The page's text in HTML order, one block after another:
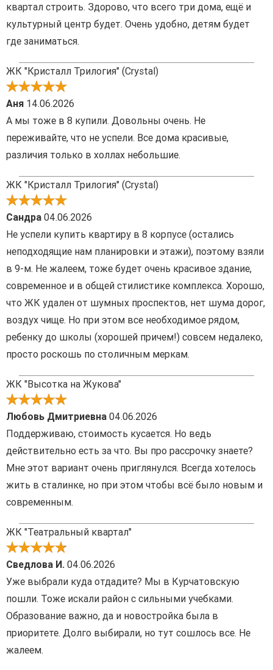
квартал строить. Здорово, что всего три дома, ещё и
культурный центр будет. Очень удобно, детям будет
где заниматься.
ЖК "Кристалл Трилогия" (Crystal)
Аня 14.06.2026
А мы тоже в 8 купили. Довольны очень. Не
переживайте, что не успели. Все дома красивые,
различия только в холлах небольшие.
ЖК "Кристалл Трилогия" (Crystal)
Сандра 04.06.2026
Не успели купить квартиру в 8 корпусе (остались
неподходящие нам планировки и этажи), поэтому взяли
в 9-м. Не жалеем, тоже будет очень красивое здание,
современное и в общей стилистике комплекса. Хорошо,
что ЖК удален от шумных проспектов, нет шума дорог,
воздух чище. Но при этом все необходимое рядом,
ребенку до школы (хорошей причем!) совсем недалеко,
просто роскошь по столичным меркам.
ЖК "Высотка на Жукова"
Любовь Дмитриевна 04.06.2026
Поддерживаю, стоимость кусается. Но ведь
действительно есть за что. Вы про рассрочку знаете?
Мне этот вариант очень приглянулся. Всегда хотелось
жить в сталинке, но при этом чтобы всё было новым и
современным.
ЖК "Театральный квартал"
Сведлова И. 04.06.2026
Уже выбрали куда отдадите? Мы в Курчатовскую
пошли. Тоже искали район с сильными учебками.
Образование важно, да и новостройка была в
приоритете. Долго выбирали, но тут сошлось все. Не
жалеем.